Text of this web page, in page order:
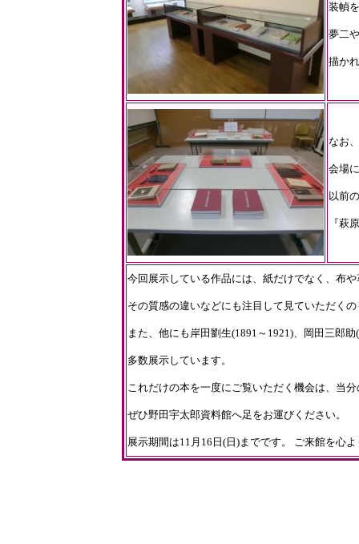
装幀
夢二
描か
なお
会場
以前
『萩
今回展示している作品には、紙だけでなく、布
その質感の違いなどにも注目して見ていただく
また、他にも岸田劉生(1891～1921)、岡田三郎
多数展示しています。
これだけの本を一度にご覧いただく機会は、当
ぜひ野田宇太郎資料館へ足をお運びください。
展示期間は11月16日(日)までです。 ご来館を心